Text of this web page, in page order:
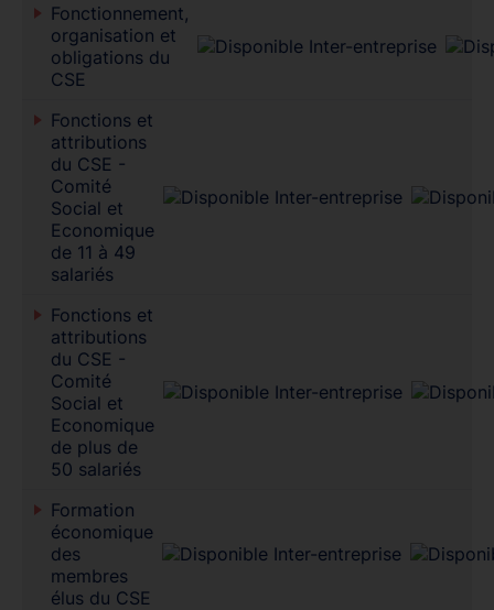
Fonctionnement,
organisation et
obligations du
CSE
Fonctions et
attributions
du CSE -
Comité
Social et
Economique
de 11 à 49
salariés
Fonctions et
attributions
du CSE -
Comité
Social et
Economique
de plus de
50 salariés
Formation
économique
des
membres
élus du CSE